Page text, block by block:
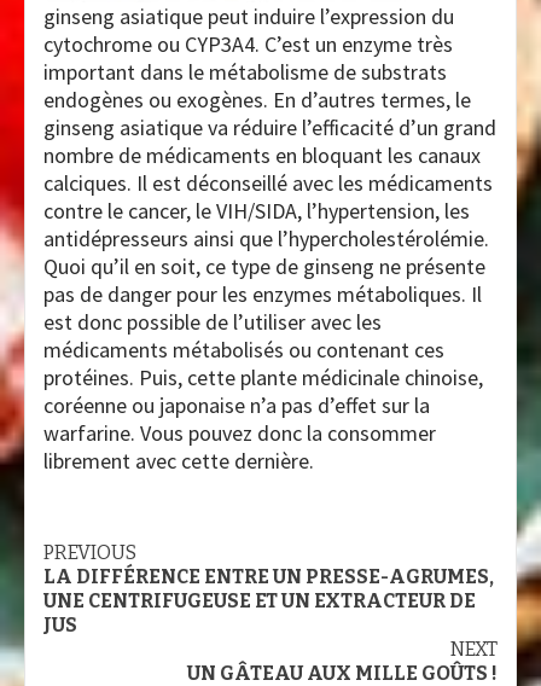
ginseng asiatique peut induire l’expression du
cytochrome ou CYP3A4. C’est un enzyme très
important dans le métabolisme de substrats
endogènes ou exogènes. En d’autres termes, le
ginseng asiatique va réduire l’efficacité d’un grand
nombre de médicaments en bloquant les canaux
calciques. Il est déconseillé avec les médicaments
contre le cancer, le VIH/SIDA, l’hypertension, les
antidépresseurs ainsi que l’hypercholestérolémie.
Quoi qu’il en soit, ce type de ginseng ne présente
pas de danger pour les enzymes métaboliques. Il
est donc possible de l’utiliser avec les
médicaments métabolisés ou contenant ces
protéines. Puis, cette plante médicinale chinoise,
coréenne ou japonaise n’a pas d’effet sur la
warfarine. Vous pouvez donc la consommer
librement avec cette dernière.
Continue
Reading
PREVIOUS
LA DIFFÉRENCE ENTRE UN PRESSE-AGRUMES,
UNE CENTRIFUGEUSE ET UN EXTRACTEUR DE
JUS
NEXT
UN GÂTEAU AUX MILLE GOÛTS !